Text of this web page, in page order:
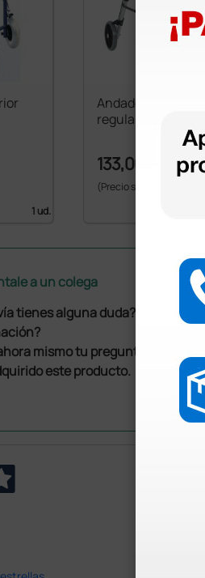
1 ud.
Andador Silver de
regulable con
133,00 €
(Precio sin IVA)
a un colega
tienes alguna duda?
mismo tu pregunta a los
este producto.